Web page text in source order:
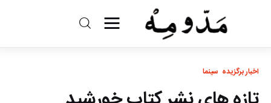
مد و مه
ادبیات
اخبار برگزیده سینما